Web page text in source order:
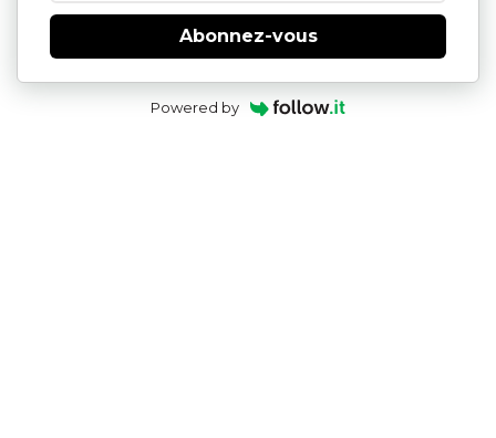
Abonnez-vous
Powered by